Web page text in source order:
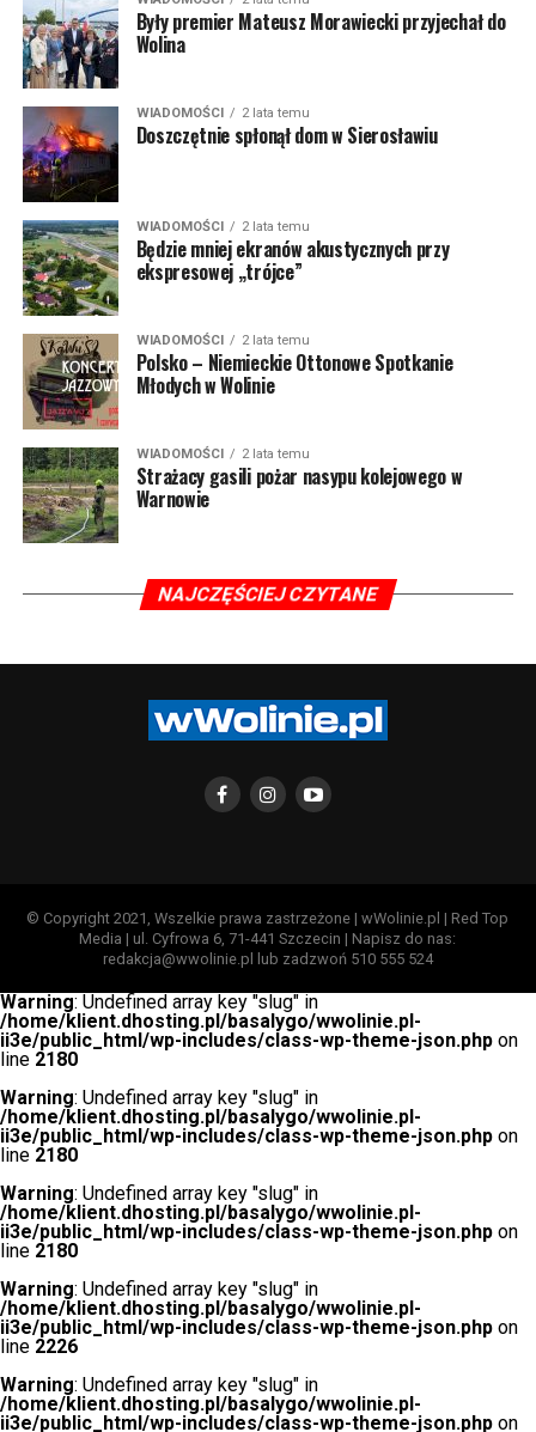
Były premier Mateusz Morawiecki przyjechał do
Wolina
WIADOMOŚCI 2 lata temu
Doszczętnie spłonął dom w Sierosławiu
WIADOMOŚCI 2 lata temu
Będzie mniej ekranów akustycznych przy
ekspresowej „trójce”
WIADOMOŚCI 2 lata temu
Polsko – Niemieckie Ottonowe Spotkanie
Młodych w Wolinie
WIADOMOŚCI 2 lata temu
Strażacy gasili pożar nasypu kolejowego w
Warnowie
NAJCZĘŚCIEJ CZYTANE
© Copyright 2021, Wszelkie prawa zastrzeżone | wWolinie.pl | Red Top
Media | ul. Cyfrowa 6, 71-441 Szczecin | Napisz do nas:
redakcja@wwolinie.pl lub zadzwoń 510 555 524
Warning: Undefined array key "slug" in
/home/klient.dhosting.pl/basalygo/wwolinie.pl-
ii3e/public_html/wp-includes/class-wp-theme-json.php on
line 2180
Warning: Undefined array key "slug" in
/home/klient.dhosting.pl/basalygo/wwolinie.pl-
ii3e/public_html/wp-includes/class-wp-theme-json.php on
line 2180
Warning: Undefined array key "slug" in
/home/klient.dhosting.pl/basalygo/wwolinie.pl-
ii3e/public_html/wp-includes/class-wp-theme-json.php on
line 2180
Warning: Undefined array key "slug" in
/home/klient.dhosting.pl/basalygo/wwolinie.pl-
ii3e/public_html/wp-includes/class-wp-theme-json.php on
line 2226
Warning: Undefined array key "slug" in
/home/klient.dhosting.pl/basalygo/wwolinie.pl-
ii3e/public_html/wp-includes/class-wp-theme-json.php on